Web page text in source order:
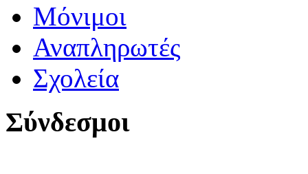
Μόνιμοι
Αναπληρωτές
Σχολεία
Σύνδεσμοι